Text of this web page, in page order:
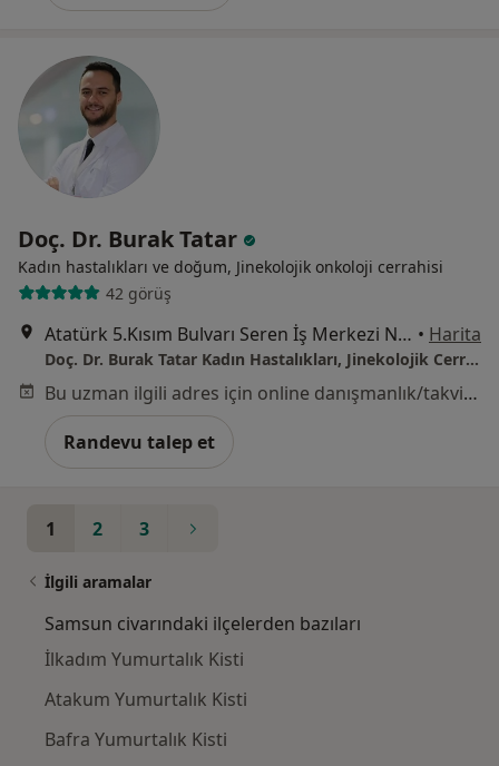
Doç. Dr. Burak Tatar
Kadın hastalıkları ve doğum, Jinekolojik onkoloji cerrahisi
42 görüş
Atatürk 5.Kısım Bulvarı Seren İş Merkezi No:3/3, Samsun • Harita
Doç. Dr. Burak Tatar Kadın Hastalıkları, Jinekolojik Cerrahisi Uzmanı
Bu uzman ilgili adres için online danışmanlık/takvim sunmuyor.
Randevu talep et
1 2 3
İlgili aramalar
Samsun civarındaki ilçelerden bazıları
İlkadım Yumurtalık Kisti
Atakum Yumurtalık Kisti
Bafra Yumurtalık Kisti